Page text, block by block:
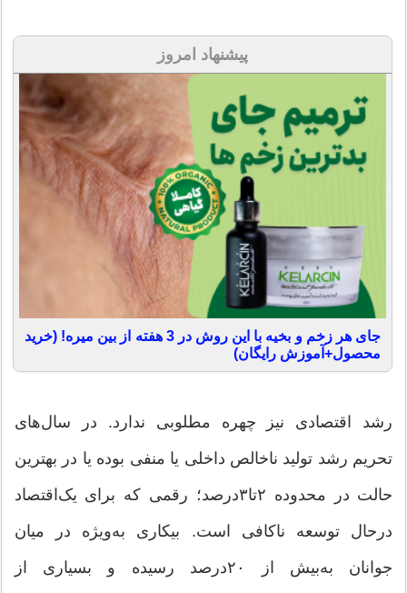
پیشنهاد امروز
جای هر زخم و بخیه با این روش در 3 هفته از بین میره! (خرید
محصول+آموزش رایگان)
رشد اقتصادی نیز چهره مطلوبی ندارد. در سال‌های
تحریم رشد تولید ناخالص داخلی یا منفی بوده یا در بهترین
حالت در محدوده ۲تا۳‌درصد؛ رقمی که برای یک‌اقتصاد
درحال توسعه ناکافی است. بیکاری به‌ویژه در میان
جوانان به‌بیش از ۲۰‌درصد رسیده و بسیاری از